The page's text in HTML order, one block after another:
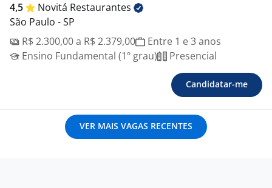
4,5 Novitá Restaurantes
São Paulo - SP
R$ 2.300,00 a R$ 2.379,00
Entre 1 e 3 anos
Ensino Fundamental (1º grau)
Presencial
Candidatar-me
VER MAIS VAGAS RECENTES